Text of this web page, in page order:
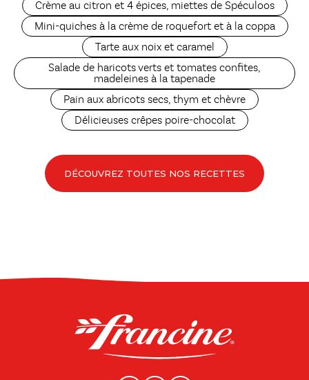
Crème au citron et 4 épices, miettes de Spéculoos
Mini-quiches à la crème de roquefort et à la coppa
Tarte aux noix et caramel
Salade de haricots verts et tomates confites,
madeleines à la tapenade
Pain aux abricots secs, thym et chèvre
Délicieuses crêpes poire-chocolat
DÉCOUVREZ TOUTES NOS RECETTES